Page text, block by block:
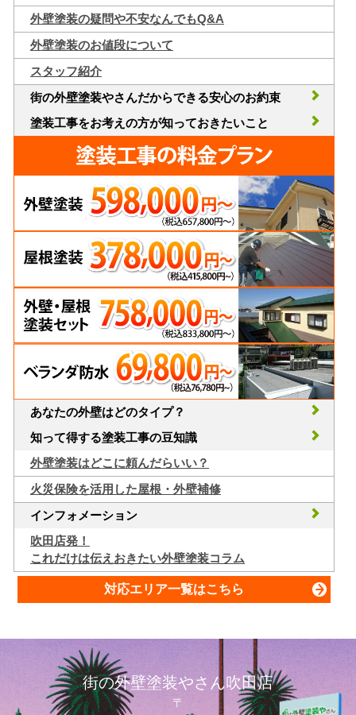
外壁塗装の疑問や不安なんでもQ&A
外壁塗装のお値段について
スタッフ紹介
街の外壁塗装やさんだからできる安心のお約束
塗装工事をお考えの方が知っておきたいこと
あなたの外壁はどのタイプ？
知って得する塗装工事の豆知識
外壁塗装はどこに頼んだらいい？
火災保険を活用した屋根・外壁補修
インフォメーション
吹田店発！
これだけは伝えおきたい外壁塗装コラム
対応エリア一覧はこちら
街の外壁塗装やさん吹田店
〒